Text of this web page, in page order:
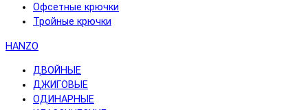
Офсетные крючки
Тройные крючки
HANZO
ДВОЙНЫЕ
ДЖИГОВЫЕ
ОДИНАРНЫЕ